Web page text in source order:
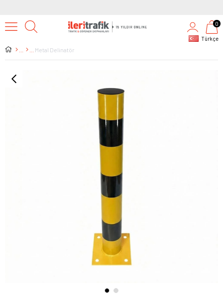
Türkçe
0
Metal Delinatör